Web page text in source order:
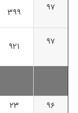
۹۷
۳۹۹
۹۷ ۹۲۱
۹۶ ۲۳